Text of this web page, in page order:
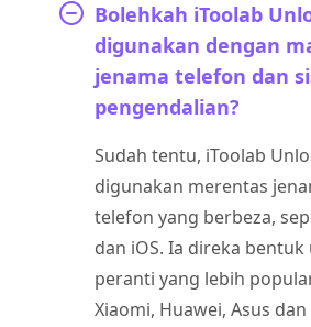
Bolehkah iToolab
digunakan dengan
jenama telefon dan
pengendalian?
Sudah tentu, iToolab
digunakan merentas
telefon yang berbeza,
dan iOS. Ia direka
peranti yang lebih
Xiaomi, Huawei, Asus dan